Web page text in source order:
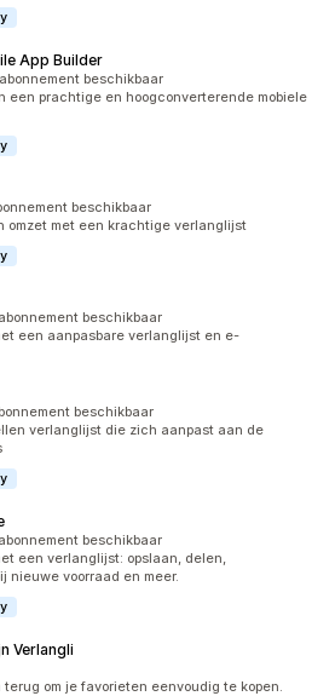
App Builder
beschikbaar
een prachtige en hoogconverterende mobiele
beschikbaar
omzet met een krachtige verlanglijst
beschikbaar
een aanpasbare verlanglijst en e-
beschikbaar
verlanglijst die zich aanpast aan de
beschikbaar
een verlanglijst: opslaan, delen,
nieuwe voorraad en meer.
Verlangli
terug om je favorieten eenvoudig te kopen.